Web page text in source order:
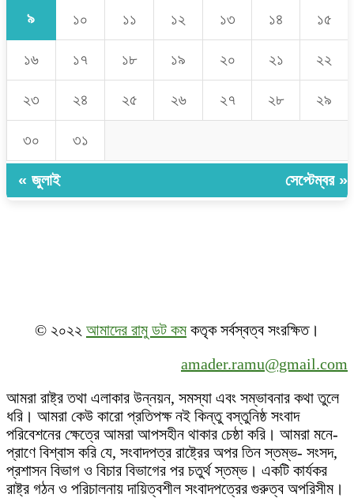
৯ ১০ ১১ ১২ ১৩ ১৪ ১৫
১৬ ১৭ ১৮ ১৯ ২০ ২১ ২২
২৩ ২৪ ২৫ ২৬ ২৭ ২৮ ২৯
৩০ ৩১
« জুলাই সেপ্টেম্বর »
© ২০২২ আমাদের রামু ডট কমকতৃক সর্বস্বত্ব সংরক্ষিত।
amader.ramu@gmail.com
আমরা রাষ্ট্র তথা এলাকার উন্নয়ন, সমস্যা এবং সম্ভাবনার কথা তুলে
ধরি। আমরা কেউ কারো প্রতিপক্ষ নই কিন্তু বস্তুনিষ্ঠ সংবাদ
পরিবেশনের ক্ষেত্রে আমরা আপসহীন থাকার চেষ্ঠা করি। আমরা মনে-
প্রাণে বিশ্বাস করি যে, সংবাদপত্র রাষ্ট্রের অপর তিন স্তম্ভ- সংসদ,
প্রশাসন বিভাগ ও বিচার বিভাগের পর চতুর্থ স্তম্ভ। একটি কার্যকর
রাষ্ট্র গঠন ও পরিচালনায় দায়িত্বশীল সংবাদপত্রের গুরুত্ব অপরিসীম।